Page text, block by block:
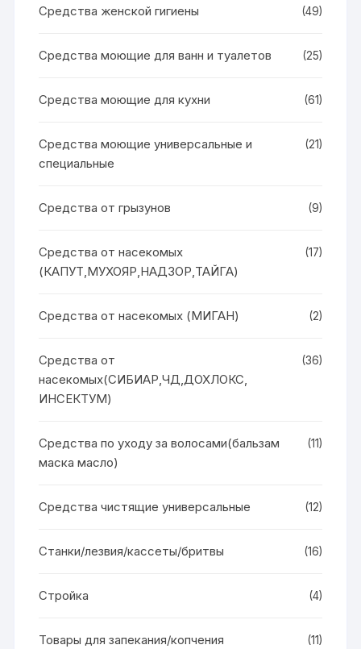
Средства женской гигиены (49)
Средства моющие для ванн и туалетов (25)
Средства моющие для кухни (61)
Средства моющие универсальные и
специальные
(21)
Средства от грызунов (9)
Средства от насекомых
(КАПУТ,МУХОЯР,НАДЗОР,ТАЙГА)
(17)
Средства от насекомых (МИГАН) (2)
Средства от
насекомых(СИБИАР,ЧД,ДОХЛОКС,
ИНСЕКТУМ)
(36)
Средства по уходу за волосами(бальзам
маска масло)
(11)
Средства чистящие универсальные (12)
Станки/лезвия/кассеты/бритвы (16)
Стройка (4)
Товары для запекания/копчения (11)